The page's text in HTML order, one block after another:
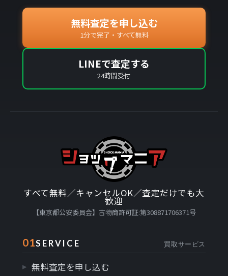
無料査定を申し込む
1分で完了・すべて無料
LINEで査定する
24時間受付
すべて無料／キャンセルOK／査定だけでも大
歓迎
【東京都公安委員会】古物商許可証:第308871706371号
01SERVICE 買取サービス
無料査定を申し込む